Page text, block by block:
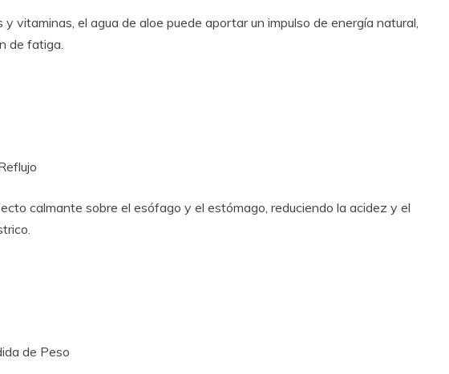
y vitaminas, el agua de aloe puede aportar un impulso de energía natural,
de fatiga.
calmante sobre el esófago y el estómago, reduciendo la acidez y el
de Peso